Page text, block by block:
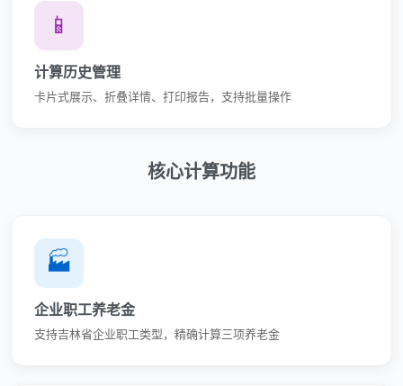
📱
计算历史管理
卡片式展示、折叠详情、打印报告，支持批量操作
核心计算功能
🏭
企业职工养老金
支持吉林省企业职工类型，精确计算三项养老金